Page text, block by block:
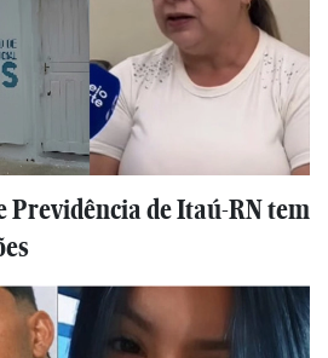
Previdência de Itaú-RN tem